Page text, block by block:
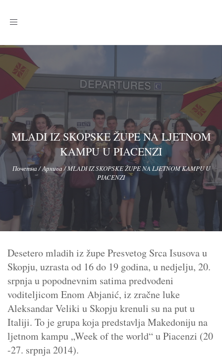
Toggle
MLADI IZ SKOPSKE ŽUPE NA LJETNOM
KAMPU U PIACENZI
Почетна/Архива/MLADI IZ SKOPSKE ŽUPE NA LJETNOM KAMPU U
PIACENZI
Desetero mladih iz župe Presvetog Srca Isusova u
Skopju, uzrasta od 16 do 19 godina, u nedjelju, 20.
srpnja u popodnevnim satima predvođeni
voditeljicom Enom Abjanić, iz zračne luke
Aleksandar Veliki u Skopju krenuli su na put u
Italiji. To je grupa koja predstavlja Makedoniju na
ljetnom kampu „Week of the world“ u Piacenzi (20
-27. srpnja 2014).